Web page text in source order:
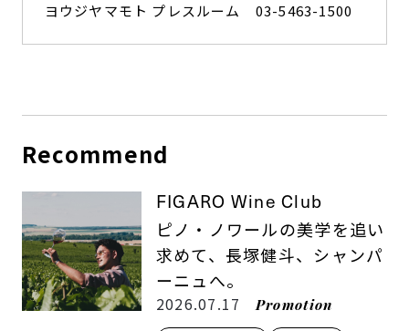
ヨウジヤマモト プレスルーム 03-5463-1500
Recommend
FIGARO Wine Club
ピノ・ノワールの美学を追い
求めて、長塚健斗、シャンパ
ーニュへ。
2026.07.17 Promotion